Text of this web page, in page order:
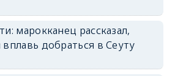
марокканец рассказал,
добраться в Сеуту